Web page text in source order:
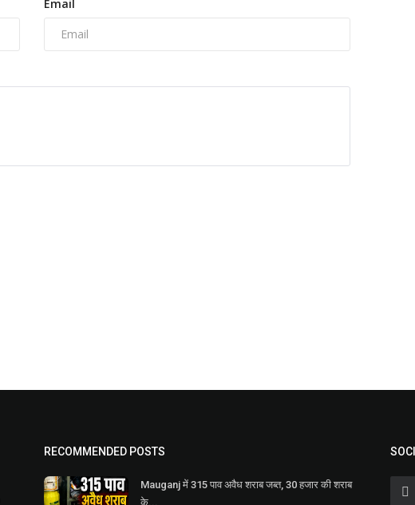
Email
RECOMMENDED POSTS
Mauganj में 315 पाव अवैध शराब जब्त, 30 हजार की शराब
के...